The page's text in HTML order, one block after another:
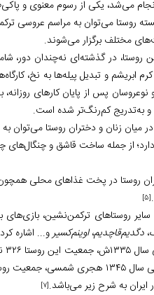
می‌شد، یکی از رسوم معنوی و
روستا می‌توان به مراسم عروسی
مختلف برگزار می‌شوند.
روستا، در گذشته‌ای نه‌چندان دور،
ابریشم و تبدیل پیله‌ها به نخ،
پس از پایان کارهای روزانه،
و به‌تدریج کم‌رنگ‌تر شده است.
میان زنان و دختران روستا می‌توان
از جمله ساخت قاشق و چنگال‌های
روستا در پخت غذاهای محلی
[5]
سایر روستاهای ترکمن‌نشین،
،دگدیم‌قاچدیم،اوینم‌کسیرو... اشاره
نفر داشته است .
ایران به شرح زیر می‌باشد.[7]